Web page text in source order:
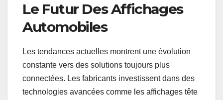
Le Futur Des Affichages
Automobiles
Les tendances actuelles montrent une évolution
constante vers des solutions toujours plus
connectées. Les fabricants investissent dans des
technologies avancées comme les affichages tête